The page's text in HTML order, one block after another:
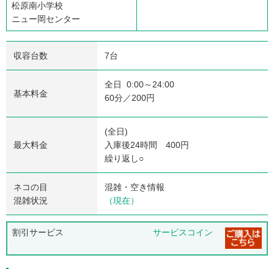
松原南小学校
ニュー岡センター
収容台数 7台
基本料金
全日 0:00～24:00
60分／200円
最大料金
(全日)
入庫後24時間 400円
繰り返し○
ネコの目
混雑状況
混雑・空き情報
（現在）
割引サービス サービスコイン